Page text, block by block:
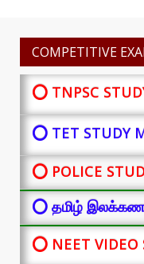
COMPETITIVE
⭕ TNPSC
⭕ TET STUDY
⭕ POLICE
⭕ தமிழ் இலக்கண
⭕ NEET VIDEO